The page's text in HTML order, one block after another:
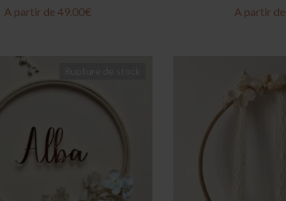
A partir de49.00€ A partir de